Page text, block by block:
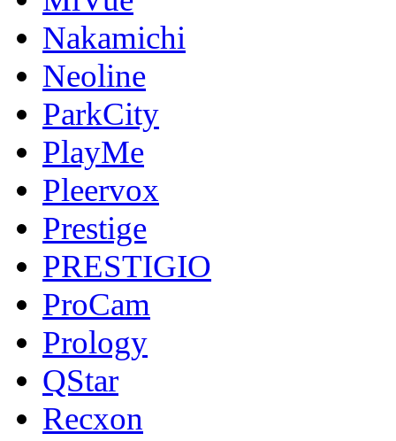
Nakamichi
Neoline
ParkCity
PlayMe
Pleervox
Prestige
PRESTIGIO
ProCam
Prology
QStar
Recxon